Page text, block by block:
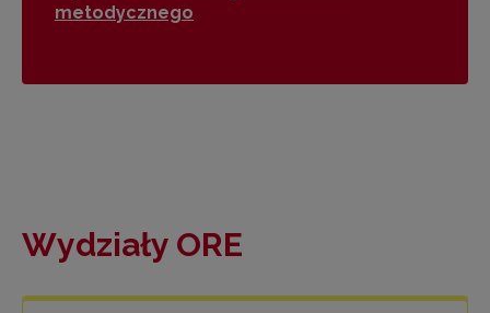
metodycznego
Wydziały ORE